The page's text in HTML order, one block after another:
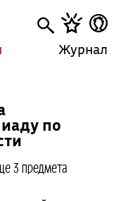
Журнал
по
3 предмета